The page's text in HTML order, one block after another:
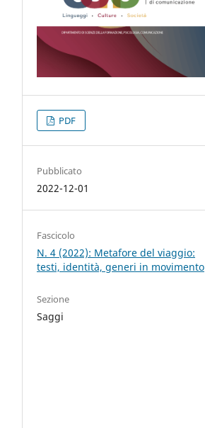
PDF
Pubblicato
2022-12-01
Fascicolo
N. 4 (2022): Metafore del viaggio:
testi, identità, generi in movimento
Sezione
Saggi